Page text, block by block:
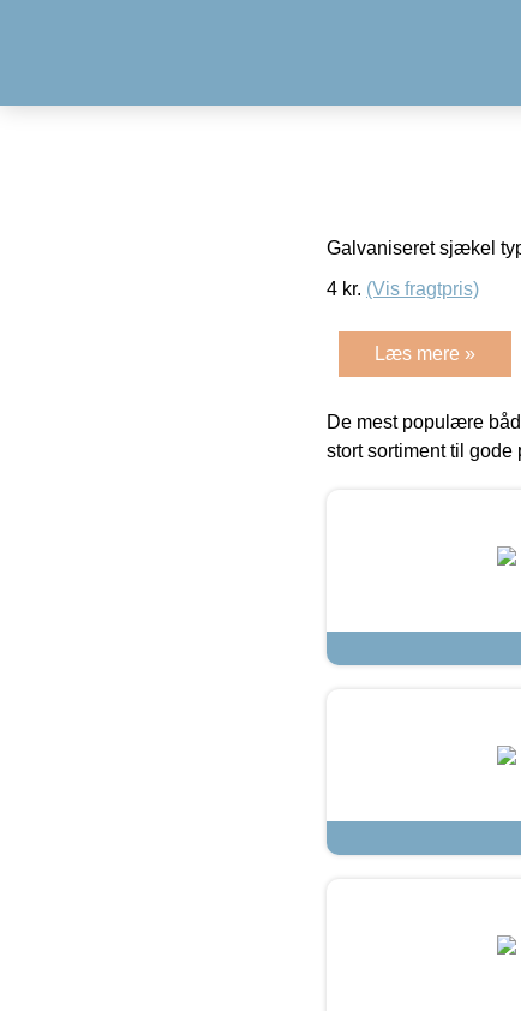
Galvaniseret sjækel
4 kr. (Vis fragtpris)
Læs mere »
De mest populære
stort sortiment til gode